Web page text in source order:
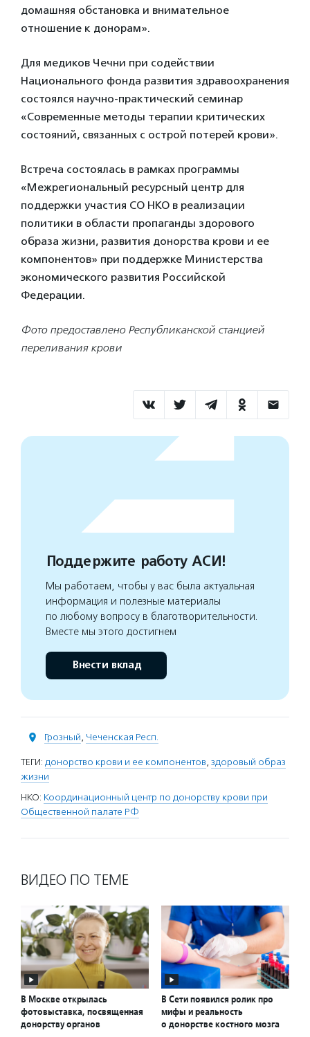
домашняя обстановка и внимательное
отношение к донорам».
Для медиков Чечни при содействии
Национального фонда развития здравоохранения
состоялся научно-практический семинар
«Современные методы терапии критических
состояний, связанных с острой потерей крови».
Встреча состоялась в рамках программы
«Межрегиональный ресурсный центр для
поддержки участия СО НКО в реализации
политики в области пропаганды здорового
образа жизни, развития донорства крови и ее
компонентов» при поддержке Министерства
экономического развития Российской
Федерации.
Фото предоставлено Республиканской станцией
переливания крови
Поддержите работу АСИ!
Мы работаем, чтобы у вас была актуальная
информация и полезные материалы
по любому вопросу в благотворительности.
Вместе мы этого достигнем
Внести вклад
Грозный, Чеченская Респ.
ТЕГИ: донорство крови и ее компонентов, здоровый образ
жизни
НКО: Координационный центр по донорству крови при
Общественной палате РФ
ВИДЕО ПО ТЕМЕ
В Москве открылась
фотовыставка, посвященная
донорству органов
В Сети появился ролик про
мифы и реальность
о донорстве костного мозга